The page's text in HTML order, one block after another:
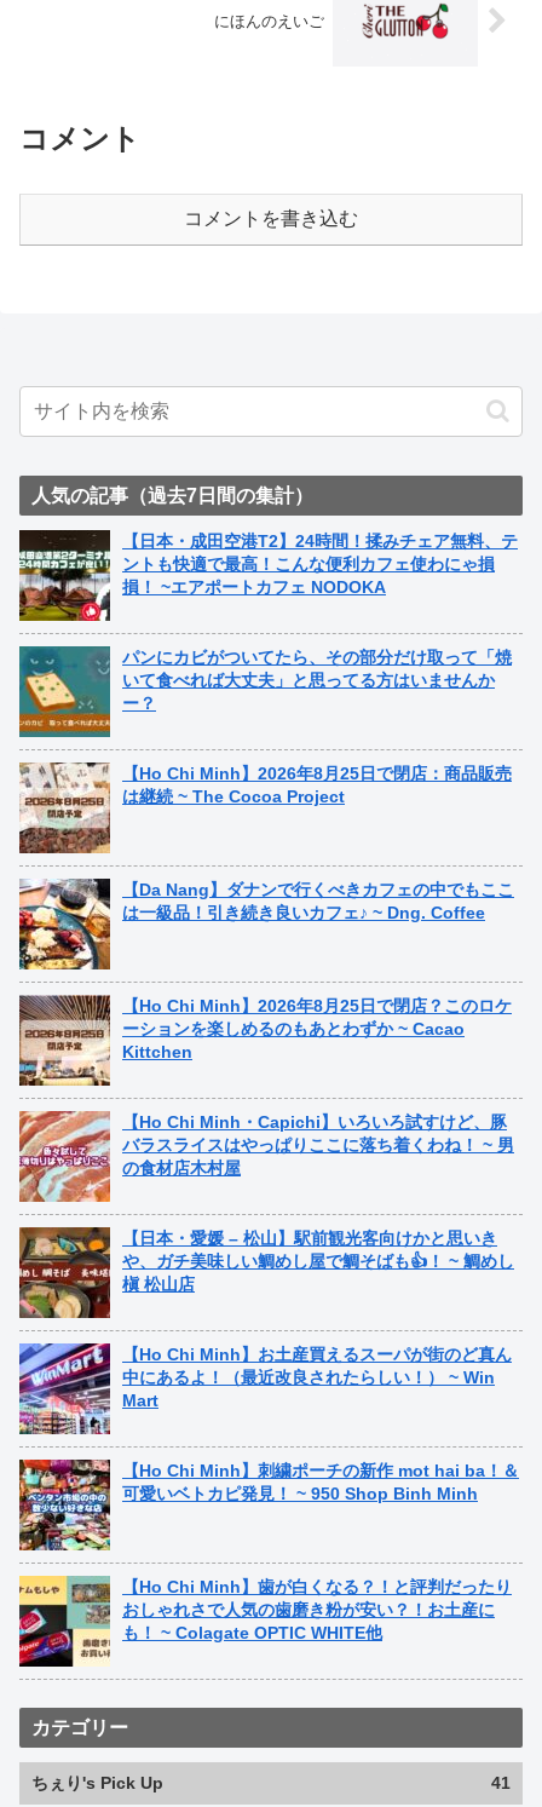
にほんのえいご
コメント
コメントを書き込む
人気の記事（過去7日間の集計）
【日本・成田空港T2】24時間！揉みチェア無料、テ
ントも快適で最高！こんな便利カフェ使わにゃ損
損！ ~エアポートカフェ NODOKA
パンにカビがついてたら、その部分だけ取って「焼
いて食べれば大丈夫」と思ってる方はいませんか
ー？
【Ho Chi Minh】2026年8月25日で閉店：商品販売
は継続 ~ The Cocoa Project
【Da Nang】ダナンで行くべきカフェの中でもここ
は一級品！引き続き良いカフェ♪ ~ Dng. Coffee
【Ho Chi Minh】2026年8月25日で閉店？このロケ
ーションを楽しめるのもあとわずか ~ Cacao
Kittchen
【Ho Chi Minh・Capichi】いろいろ試すけど、豚
バラスライスはやっぱりここに落ち着くわね！ ~ 男
の食材店木村屋
【日本・愛媛 – 松山】駅前観光客向けかと思いき
や、ガチ美味しい鯛めし屋で鯛そばも👍！ ~ 鯛めし
槇 松山店
【Ho Chi Minh】お土産買えるスーパが街のど真ん
中にあるよ！（最近改良されたらしい！） ~ Win
Mart
【Ho Chi Minh】刺繍ポーチの新作 mot hai ba！＆
可愛いベトカピ発見！ ~ 950 Shop Binh Minh
【Ho Chi Minh】歯が白くなる？！と評判だったり
おしゃれさで人気の歯磨き粉が安い？！お土産に
も！ ~ Colagate OPTIC WHITE他
カテゴリー
ちぇり's Pick Up 41